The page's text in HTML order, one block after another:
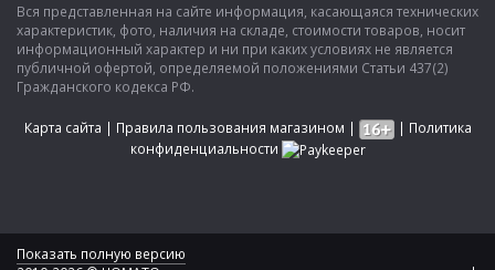
Вся представленная на сайте информация, касающаяся технических
характеристик, фото, наличия на складе, стоимости товаров, носит
информационный характер и ни при каких условиях не является
публичной офертой, определяемой положениями Статьи 437(2)
Гражданского кодекса РФ.
Карта сайта | Правила пользования магазином | | Политика
конфиденциальности
Показать полную версию